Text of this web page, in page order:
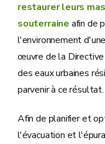
restaurer leurs
souterraine afin de
l'environnement
œuvre de la
des eaux urbaines
parvenir à ce résultat.
Afin de planifier et
l'évacuation et